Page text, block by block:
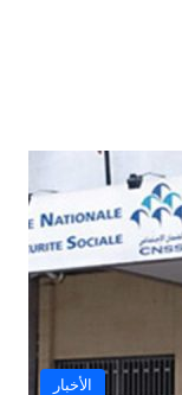
الأخبار